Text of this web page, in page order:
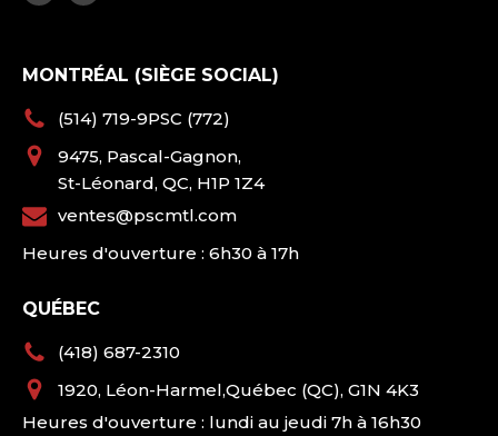
MONTRÉAL (SIÈGE SOCIAL)
(514) 719-9PSC (772)
9475, Pascal-Gagnon,
St-Léonard, QC, H1P 1Z4
ventes@pscmtl.com
Heures d'ouverture : 6h30 à 17h
QUÉBEC
(418) 687-2310
1920, Léon-Harmel,Québec (QC), G1N 4K3
Heures d'ouverture : lundi au jeudi 7h à 16h30